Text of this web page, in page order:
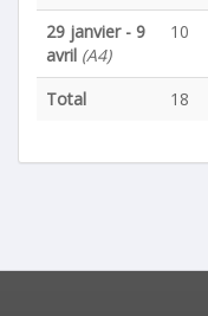
29 janvier - 9
avril (A4)
10
Total 18